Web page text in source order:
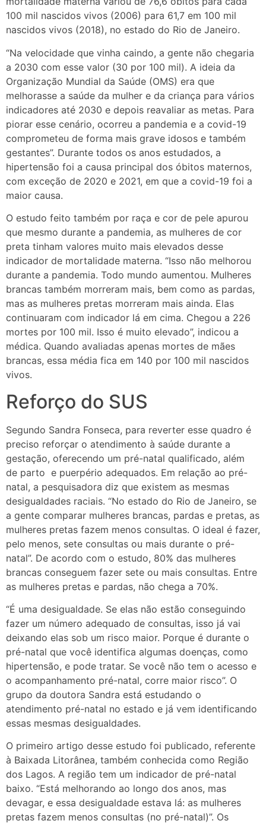
100 mil nascidos vivos (2006) para 61,7 em 100 mil
nascidos vivos (2018), no estado do Rio de Janeiro.
“Na velocidade que vinha caindo, a gente não chegaria
a 2030 com esse valor (30 por 100 mil). A ideia da
Organização Mundial da Saúde (OMS) era que
melhorasse a saúde da mulher e da criança para vários
indicadores até 2030 e depois reavaliar as metas. Para
piorar esse cenário, ocorreu a pandemia e a covid-19
comprometeu de forma mais grave idosos e também
gestantes”. Durante todos os anos estudados, a
hipertensão foi a causa principal dos óbitos maternos,
com exceção de 2020 e 2021, em que a covid-19 foi a
maior causa.
O estudo feito também por raça e cor de pele apurou
que mesmo durante a pandemia, as mulheres de cor
preta tinham valores muito mais elevados desse
indicador de mortalidade materna. “Isso não melhorou
durante a pandemia. Todo mundo aumentou. Mulheres
brancas também morreram mais, bem como as pardas,
mas as mulheres pretas morreram mais ainda. Elas
continuaram com indicador lá em cima. Chegou a 226
mortes por 100 mil. Isso é muito elevado”, indicou a
médica. Quando avaliadas apenas mortes de mães
brancas, essa média fica em 140 por 100 mil nascidos
vivos.
Reforço do SUS
Segundo Sandra Fonseca, para reverter esse quadro é
preciso reforçar o atendimento à saúde durante a
gestação, oferecendo um pré-natal qualificado, além
de parto e puerpério adequados. Em relação ao pré-
natal, a pesquisadora diz que existem as mesmas
desigualdades raciais. “No estado do Rio de Janeiro, se
a gente comparar mulheres brancas, pardas e pretas, as
mulheres pretas fazem menos consultas. O ideal é fazer,
pelo menos, sete consultas ou mais durante o pré-
natal”. De acordo com o estudo, 80% das mulheres
brancas conseguem fazer sete ou mais consultas. Entre
as mulheres pretas e pardas, não chega a 70%.
“É uma desigualdade. Se elas não estão conseguindo
fazer um número adequado de consultas, isso já vai
deixando elas sob um risco maior. Porque é durante o
pré-natal que você identifica algumas doenças, como
hipertensão, e pode tratar. Se você não tem o acesso e
o acompanhamento pré-natal, corre maior risco”. O
grupo da doutora Sandra está estudando o
atendimento pré-natal no estado e já vem identificando
essas mesmas desigualdades.
O primeiro artigo desse estudo foi publicado, referente
à Baixada Litorânea, também conhecida como Região
dos Lagos. A região tem um indicador de pré-natal
baixo. “Está melhorando ao longo dos anos, mas
devagar, e essa desigualdade estava lá: as mulheres
pretas fazem menos consultas (no pré-natal)”. Os